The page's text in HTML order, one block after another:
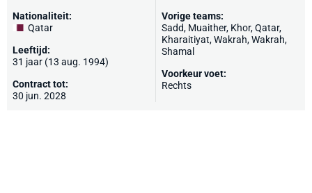
Nationaliteit:
Qatar
Leeftijd:
31 jaar (13 aug. 1994)
Contract tot:
30 jun. 2028
Vorige teams:
Sadd, Muaither, Khor, Qatar,
Kharaitiyat, Wakrah, Wakrah,
Shamal
Voorkeur voet:
Rechts